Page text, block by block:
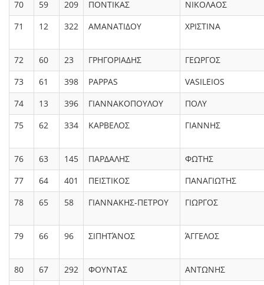
70 59 209 ΠΟΝΤΙΚΑΣ
ΝΙΚΟΛΑΟΣ
71
12 322 ΑΜΑΝΑΤΙΔΟΥ ΧΡΙΣΤΙΝΑ
72 60 23 ΓΡΗΓΟΡΙΑΔΗΣ
ΓΕΩΡΓΟΣ
73
61 398 PAPPAS
VASILEIOS
74
13 396 ΓΙΑΝΝΑΚΟΠΟΥΛΟΥ
ΠΟΛΥ
75
62 334 ΚΑΡΒΕΛΟΣ ΓΙΑΝΝΗΣ
76 63 145 ΠΑΡΔΑΛΗΣ
ΦΩΤΗΣ
77
64 401 ΠΕΙΣΤΙΚΟΣ
ΠΑΝΑΓΙΩΤΗΣ
78
65 58 ΓΙΑΝΝΑΚΗΣ-ΠΕΤΡΟΥ ΓΙΩΡΓΟΣ
79 66 96 ΣΙΠΗΤΆΝΟΣ ΆΓΓΕΛΟΣ
80 67 292 ΦΟΥΝΤΑΣ
ΑΝΤΩΝΗΣ